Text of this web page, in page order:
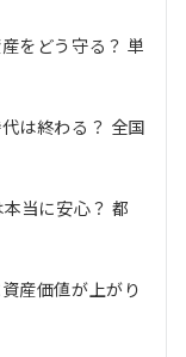
をどう守る？ 単
は終わる？ 全国
当に安心？ 都
産価値が上がり